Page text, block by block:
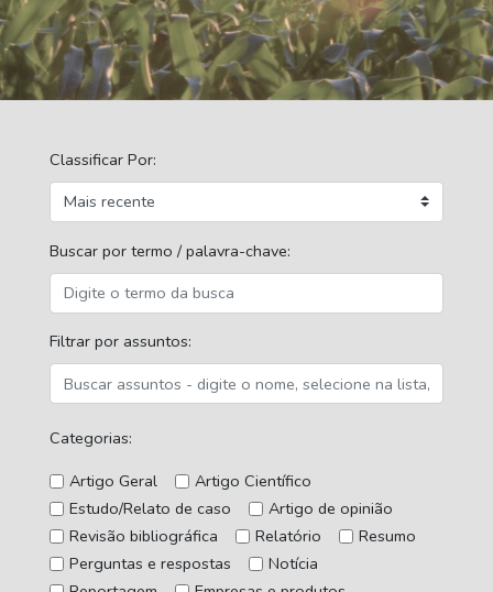
Classificar Por:
Buscar por termo / palavra-chave:
Filtrar por assuntos:
Categorias:
Artigo Geral
Artigo Científico
Estudo/Relato de caso
Artigo de opinião
Revisão bibliográfica
Relatório
Resumo
Perguntas e respostas
Notícia